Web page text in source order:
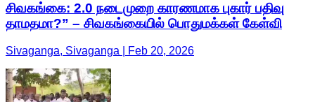
சிவகங்கை: 2.0 நடைமுறை காரணமாக புகார் பதிவு
தாமதமா?” – சிவகங்கையில் பொதுமக்கள் கேள்வி
Sivaganga, Sivaganga | Feb 20, 2026